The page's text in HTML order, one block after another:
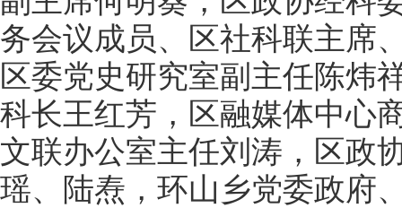
务会议成员、区社科联主席
区委党史研究室副主任陈炜
科长王红芳，区融媒体中心
文联办公室主任刘涛，区政
瑶、陆焘，环山乡党委政府